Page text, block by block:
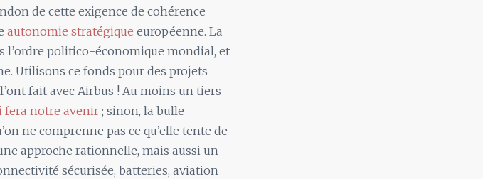
de cette exigence de cohérence
autonomie stratégique européenne. La
l’ordre politico-économique mondial, et
Utilisons ce fonds pour des projets
fait avec Airbus ! Au moins un tiers
fera notre avenir ; sinon, la bulle
ne comprenne pas ce qu’elle tente de
approche rationnelle, mais aussi un
sécurisée, batteries, aviation